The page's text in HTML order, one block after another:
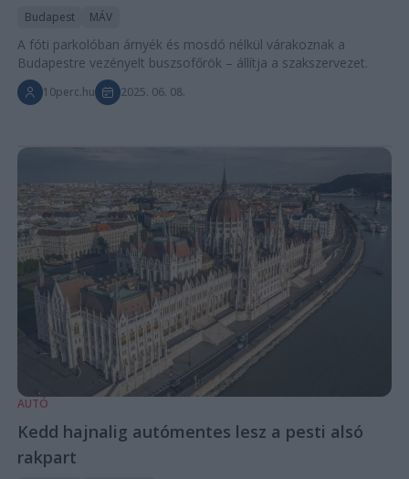
Budapest MÁV
A fóti parkolóban árnyék és mosdó nélkül várakoznak a
Budapestre vezényelt buszsofőrök – állítja a szakszervezet.
10perc.hu 2025. 06. 08.
AUTÓ
Kedd hajnalig autómentes lesz a pesti alsó
rakpart